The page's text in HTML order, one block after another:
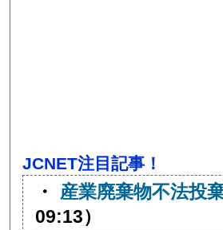
JCNET注目記事！
・
産業廃棄物不法投
09:13）